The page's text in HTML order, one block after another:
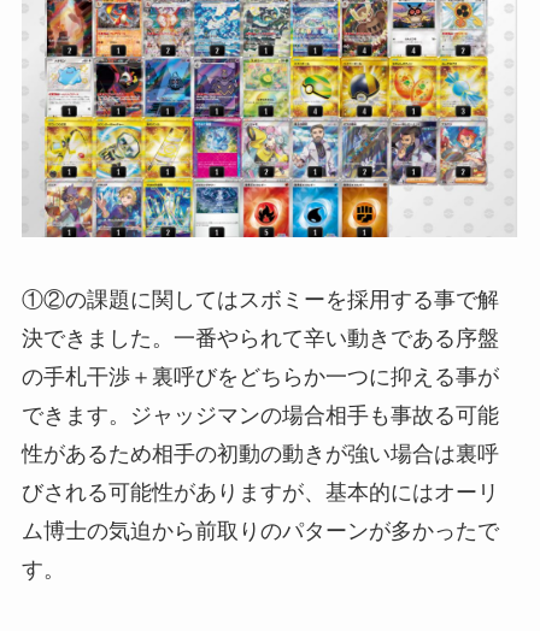
①②の課題に関してはスボミーを採用する事で解
決できました。一番やられて辛い動きである序盤
の手札干渉＋裏呼びをどちらか一つに抑える事が
できます。ジャッジマンの場合相手も事故る可能
性があるため相手の初動の動きが強い場合は裏呼
びされる可能性がありますが、基本的にはオーリ
ム博士の気迫から前取りのパターンが多かったで
す。